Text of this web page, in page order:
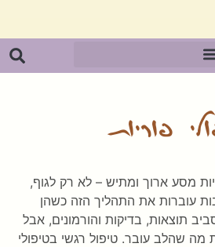
פוריות
מסע ארוך ומתיש – לא רק לגוף,
עוברות את התהליך הזה כשהן
תוצאות, בדיקות והורמונים, אבל
שהלב עובר. טיפול רגשי בטיפולי